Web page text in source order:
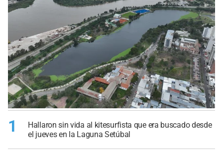
1
Hallaron sin vida al kitesurfista que era buscado desde
el jueves en la Laguna Setúbal